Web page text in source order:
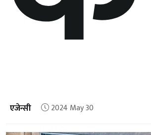
एजेन्सी 2024 May 30